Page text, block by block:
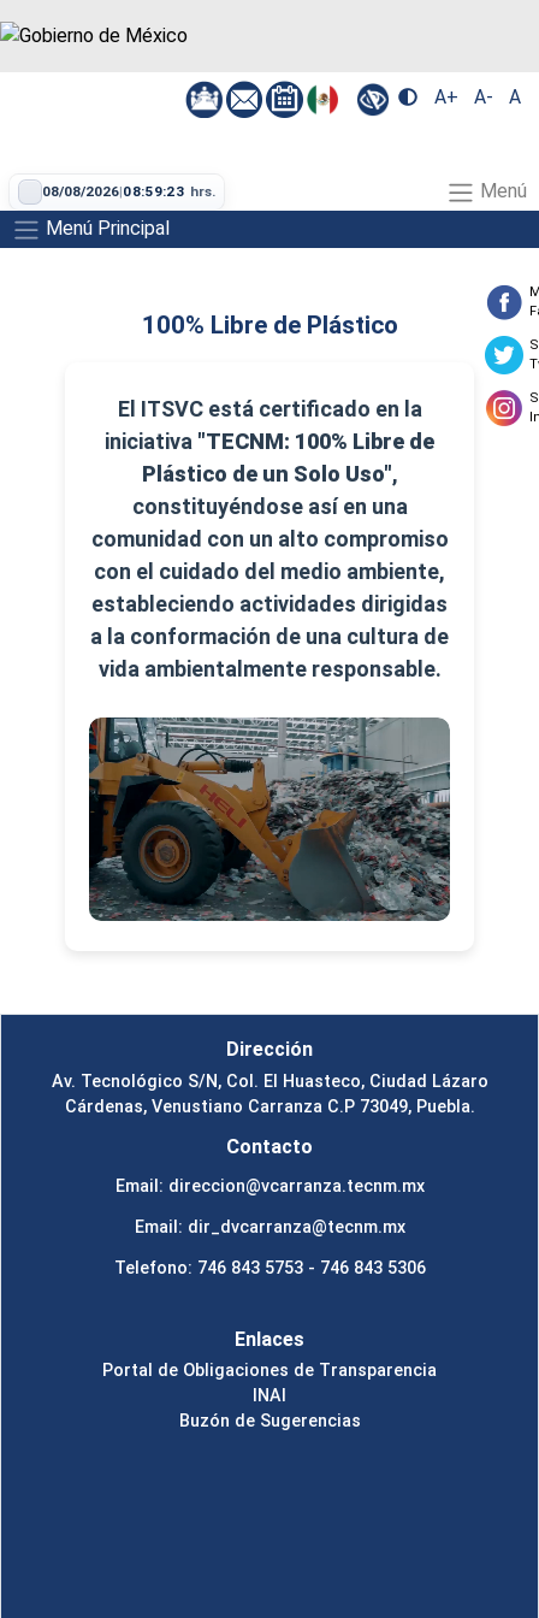
A+ A- A
08/08/2026|08:59:23 hrs.
Menú
Menú Principal
100% Libre de Plástico
El ITSVC está certificado en la
iniciativa "TECNM: 100% Libre de
Plástico de un Solo Uso",
constituyéndose así en una
comunidad con un alto compromiso
con el cuidado del medio ambiente,
estableciendo actividades dirigidas
a la conformación de una cultura de
vida ambientalmente responsable.
Dirección
Av. Tecnológico S/N, Col. El Huasteco, Ciudad Lázaro
Cárdenas, Venustiano Carranza C.P 73049, Puebla.
Contacto
Email: direccion@vcarranza.tecnm.mx
Email: dir_dvcarranza@tecnm.mx
Telefono: 746 843 5753 - 746 843 5306
Enlaces
Portal de Obligaciones de Transparencia
INAI
Buzón de Sugerencias